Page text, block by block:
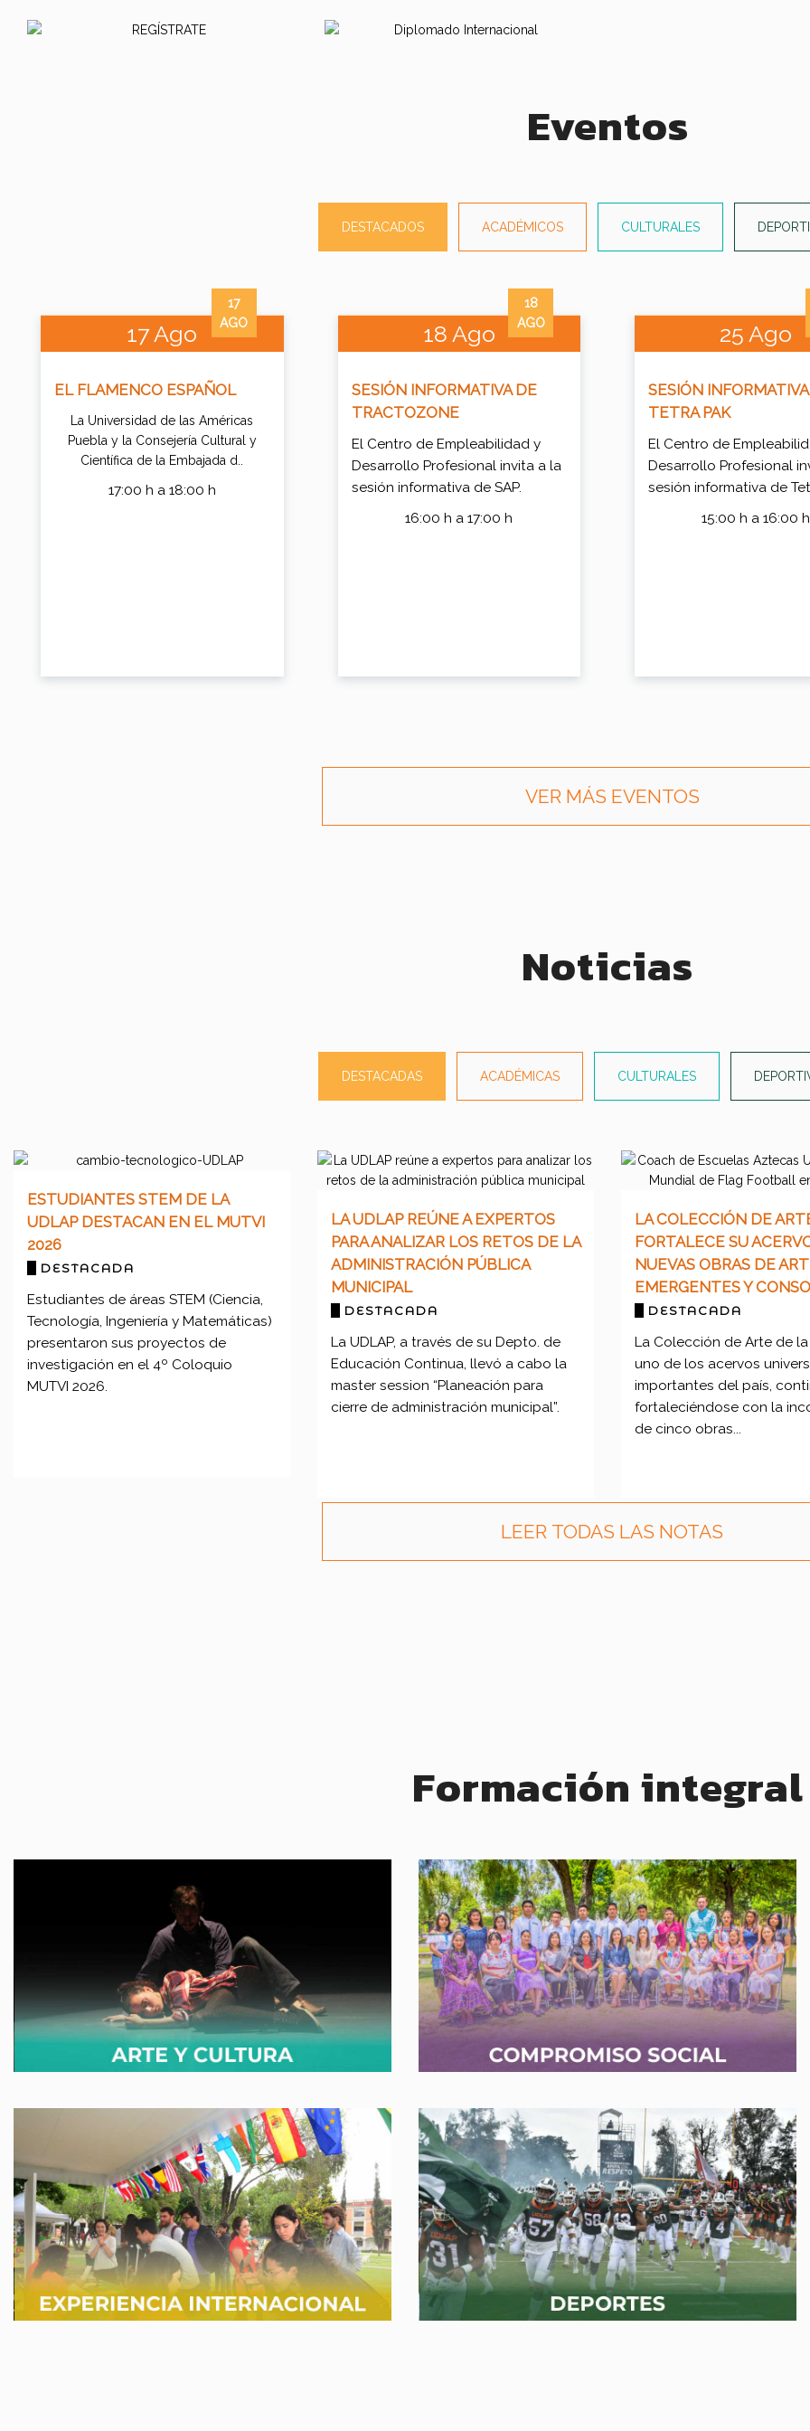
Eventos
DESTACADOS ACADÉMICOS CULTURALES
17
AGO
17 Ago
EL FLAMENCO ESPAÑOL
La Universidad de las Américas
Puebla y la Consejería Cultural y
Científica de la Embajada d..
17:00 h a 18:00 h
18
AGO
18 Ago
SESIÓN INFORMATIVA DE
TRACTOZONE
El Centro de Empleabilidad y
Desarrollo Profesional invita a la
sesión informativa de SAP.
16:00 h a 17:00 h
25 Ago
SESIÓN
TETRA PAK
El Centro de
Desarrollo Profesional
sesión informativa de
15:00 h a 16:00 h
VER MÁS EVENTOS
Noticias
DESTACADAS ACADÉMICAS CULTURALES
ESTUDIANTES STEM DE LA
UDLAP DESTACAN EN EL MUTVI
2026
DESTACADA
Estudiantes de áreas STEM (Ciencia,
Tecnología, Ingeniería y Matemáticas)
presentaron sus proyectos de
investigación en el 4º Coloquio
MUTVI 2026.
LA UDLAP REÚNE A EXPERTOS
PARA ANALIZAR LOS RETOS DE LA
ADMINISTRACIÓN PÚBLICA
MUNICIPAL
DESTACADA
La UDLAP, a través de su Depto. de
Educación Continua, llevó a cabo la
master session “Planeación para
cierre de administración municipal”.
LA COLECCIÓN DE
FORTALECE SU
NUEVAS OBRAS DE
EMERGENTES Y
DESTACADA
La Colección de Arte de la
uno de los acervos
importantes del país,
fortaleciéndose con la
de cinco obras...
LEER TODAS LAS NOTAS
Formación integral